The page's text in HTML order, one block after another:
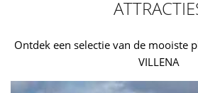
Ontdek een selectie van de mooiste
VILLENA